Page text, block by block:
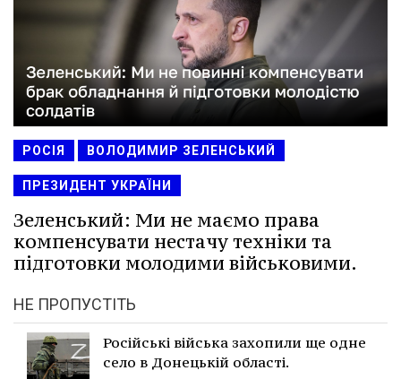
РОСІЯ ВОЛОДИМИР ЗЕЛЕНСЬКИЙ
ПРЕЗИДЕНТ УКРАЇНИ
Зеленський: Ми не маємо права
компенсувати нестачу техніки та
підготовки молодими військовими.
НЕ ПРОПУСТІТЬ
Російські війська захопили ще одне
село в Донецькій області.